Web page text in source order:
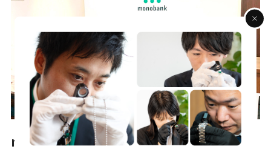
monobank下関大丸店